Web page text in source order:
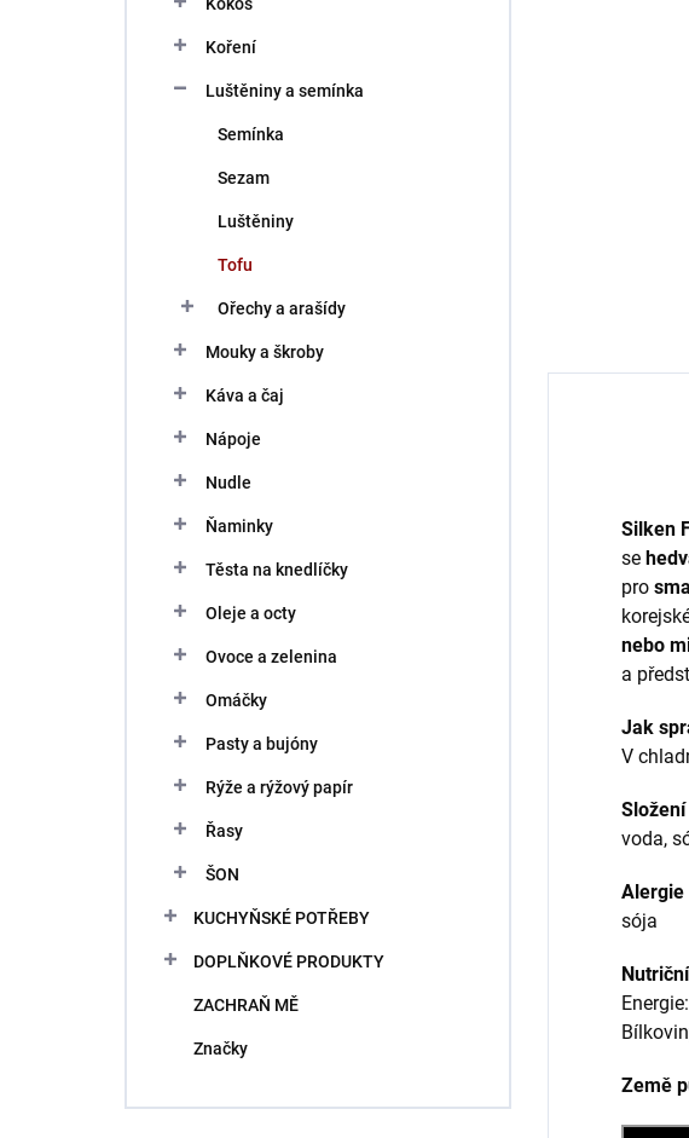
Koření
Luštěniny a semínka
Semínka
Sezam
Luštěniny
Tofu
Ořechy a arašídy
Mouky a škroby
Káva a čaj
Nápoje
Nudle
Ňaminky
Těsta na knedlíčky
Oleje a octy
Ovoce a zelenina
Omáčky
Pasty a bujóny
Rýže a rýžový papír
Řasy
ŠON
KUCHYŇSKÉ POTŘEBY
DOPLŇKOVÉ PRODUKTY
ZACHRAŇ MĚ
Značky
Silken
se
pro
nebo
a
Jak
V
Složení
voda,
Alergie
sója
Země